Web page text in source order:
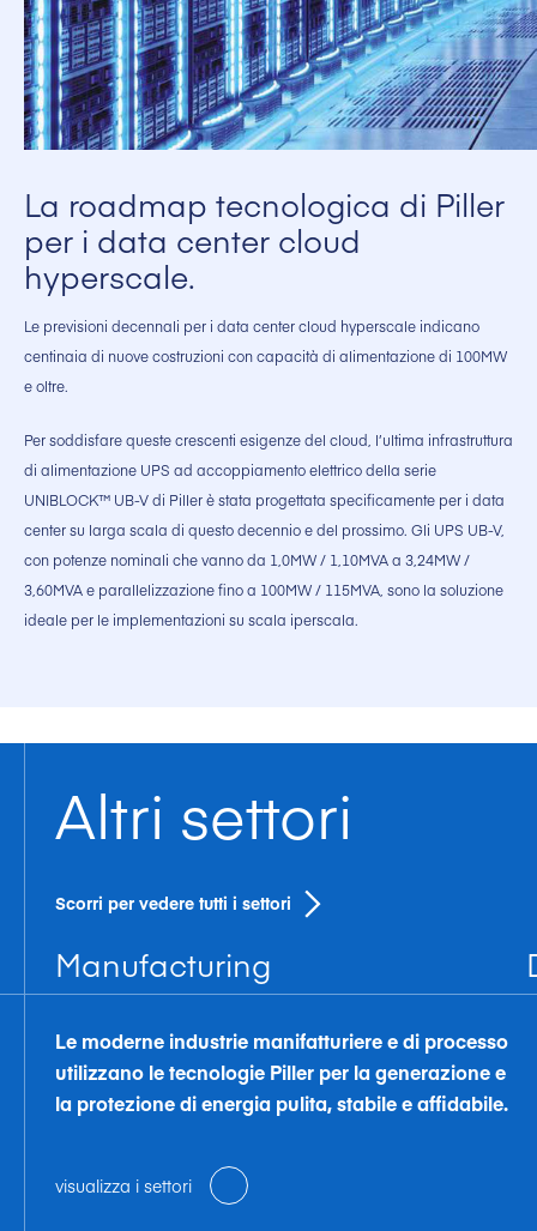
La roadmap tecnologica di Piller
per i data center cloud
hyperscale.
Le previsioni decennali per i data center cloud hyperscale indicano
centinaia di nuove costruzioni con capacità di alimentazione di 100MW
e oltre.
Per soddisfare queste crescenti esigenze del cloud, l’ultima infrastruttura
di alimentazione UPS ad accoppiamento elettrico della serie
UNIBLOCK™ UB-V di Piller è stata progettata specificamente per i data
center su larga scala di questo decennio e del prossimo. Gli UPS UB-V,
con potenze nominali che vanno da 1,0MW / 1,10MVA a 3,24MW /
3,60MVA e parallelizzazione fino a 100MW / 115MVA, sono la soluzione
ideale per le implementazioni su scala iperscala.
Altri settori
Scorri per vedere tutti i settori
Manufacturing
Le moderne industrie manifatturiere e di processo
utilizzano le tecnologie Piller per la generazione e
la protezione di energia pulita, stabile e affidabile.
visualizza i settori